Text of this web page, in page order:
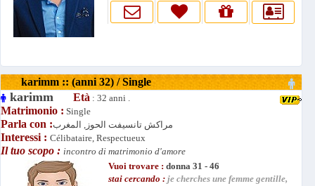
karimm :: (anni 32) / Single
karimm Età : 32 anni .
Matrimonio : Single
Parla con :مراكش تانسيفت الحوز, المغرب
Interessi : Célibataire, Respectueux
Il tuo scopo : incontro di matrimonio d'amore
Vuoi trovare : donna 31 - 46
stai cercando : je cherches une femme gentille,